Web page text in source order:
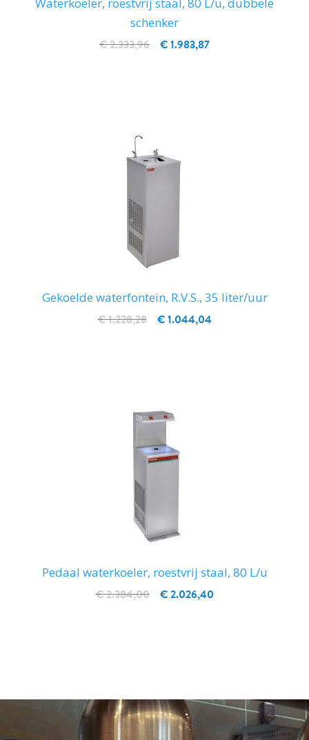
Waterkoeler, roestvrij staal, 80 L/u, dubbele
schenker
€ 1.983,87
€ 2.333,96
Gekoelde waterfontein, R.V.S., 35 liter/uur
€ 1.044,04
€ 1.228,28
Pedaal waterkoeler, roestvrij staal, 80 L/u
€ 2.026,40
€ 2.384,00